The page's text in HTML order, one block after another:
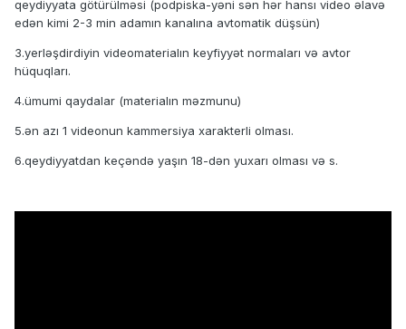
qeydiyyata götürülməsi (podpiska-yəni sən hər hansı video əlavə
edən kimi 2-3 min adamın kanalına avtomatik düşsün)
3.yerləşdirdiyin videomaterialın keyfiyyət normaları və avtor
hüquqları.
4.ümumi qaydalar (materialın məzmunu)
5.ən azı 1 videonun kammersiya xarakterli olması.
6.qeydiyyatdan keçəndə yaşın 18-dən yuxarı olması və s.